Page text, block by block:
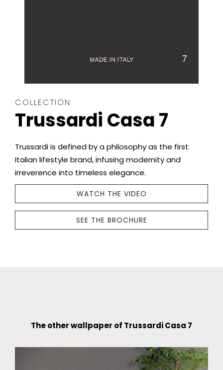
COLLECTION
Trussardi Casa 7
Trussardi is defined by a philosophy as the first
Italian lifestyle brand, infusing modernity and
irreverence into timeless elegance.
WATCH THE VIDEO
SEE THE BROCHURE
The other wallpaper of Trussardi Casa 7